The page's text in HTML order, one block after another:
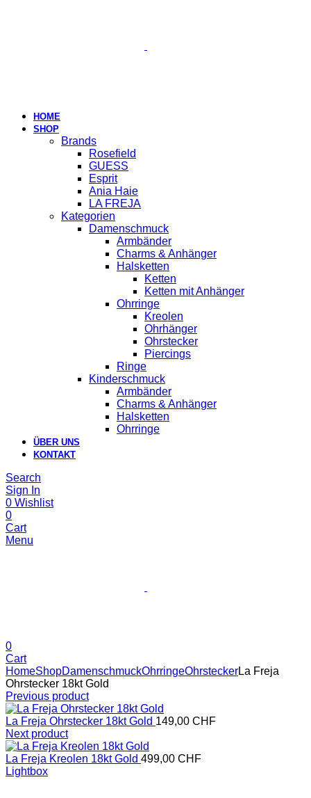
HOME
SHOP
Brands
Rosefield
GUESS
Esprit
Ania Haie
LA FREJA
Kategorien
Damenschmuck
Armbänder
Charms & Anhänger
Halsketten
Ketten
Ketten mit Anhänger
Ohrringe
Kreolen
Ohrhänger
Ohrstecker
Piercings
Ringe
Kinderschmuck
Armbänder
Charms & Anhänger
Halsketten
Ohrringe
ÜBER UNS
KONTAKT
Search
Sign In
0 Wishlist
0
Cart
Menu
0
Cart
HomeShopDamenschmuckOhrringeOhrsteckerLa Freja
Ohrstecker 18kt Gold
Previous product
La Freja Ohrstecker 18kt Gold 149,00 CHF
Next product
La Freja Kreolen 18kt Gold 499,00 CHF
Lightbox